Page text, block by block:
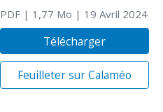
PDF| 1,77 Mo | 19 Avril 2024
Télécharger
Feuilleter sur Calaméo